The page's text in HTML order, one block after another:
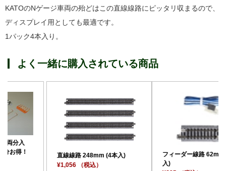
KATOのNゲージ車両の殆どはこの直線線路にピッタリ収まるので、
ディスプレイ用としても最適です。
1パック4本入り。
よく一緒に購入されている商品
(4本入)
フィーダー線路 62mm (1本
入)
単線高架直線線路
¥1,210 （税込）
品番：20-400
型式：Nゲージ